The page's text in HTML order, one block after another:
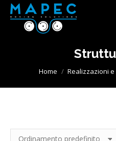
Tu sei qui:
Home Realizzazioni e